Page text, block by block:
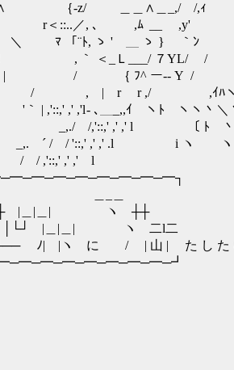
＿∧＿_,/ /,ｨ ,ﾍ ヘ
::..／, ､ ,ﾑ __ ,y' /
ﾏ 「¨ﾄ, ゝ ' ＿ ゝ }
_Ｌ___/ ７YL/ /
l | / ｛ ﾌ^ ー-- Y /
V| / , | r r ,/ ,ｲﾊ
| ,'::,' ,' ,'l - ､＿_,,ｲ ヽ
/,'::,' ,' ,' l 〔 ﾄ 丶i、ヽ!
´ / / '::,' ,' ,' .l i ヽ ヽ
/ / ,'::,' ,' ,' l
_ ｌ
‐┴‐ ┼┼┼ |＿|＿|
|＿|＿| ヽ
に / | 山 | た し